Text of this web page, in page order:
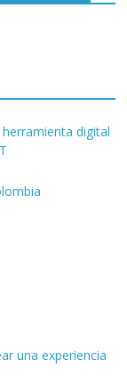
digital
una experiencia